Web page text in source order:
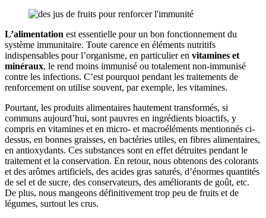
L’alimentation est essentielle pour un bon fonctionnement du
système immunitaire. Toute carence en éléments nutritifs
indispensables pour l’organisme, en particulier en vitamines et
minéraux, le rend moins immunisé ou totalement non-immunisé
contre les infections. C’est pourquoi pendant les traitements de
renforcement on utilise souvent, par exemple, les vitamines.
Pourtant, les produits alimentaires hautement transformés, si
communs aujourd’hui, sont pauvres en ingrédients bioactifs, y
compris en vitamines et en micro- et macroéléments mentionnés ci-
dessus, en bonnes graisses, en bactéries utiles, en fibres alimentaires,
en antioxydants. Ces substances sont en effet détruites pendant le
traitement et la conservation. En retour, nous obtenons des colorants
et des arômes artificiels, des acides gras saturés, d’énormes quantités
de sel et de sucre, des conservateurs, des améliorants de goût, etc.
De plus, nous mangeons définitivement trop peu de fruits et de
légumes, surtout les crus.